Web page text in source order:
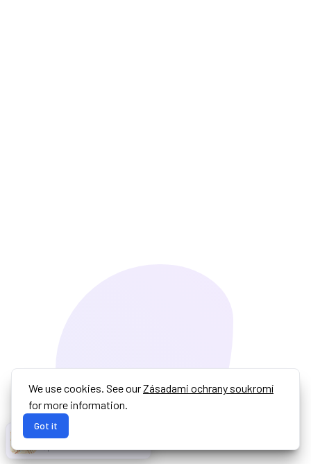
We use cookies. See ourZásadami ochrany soukromí
for more information.
Got it